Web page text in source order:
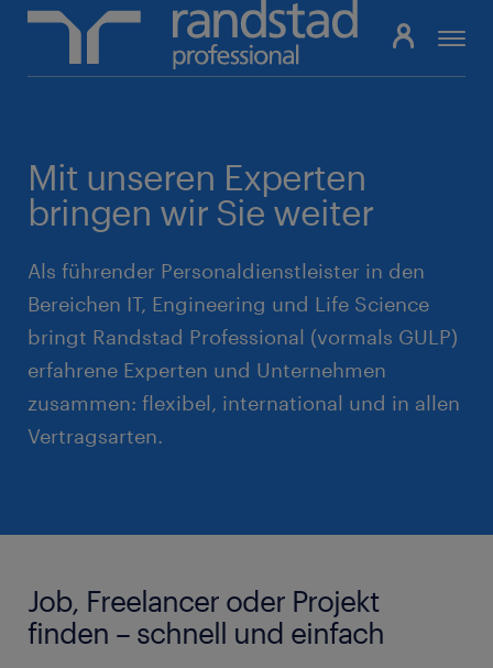
Mit unseren Experten
bringen wir Sie weiter
Als führender Personaldienstleister in den
Bereichen IT, Engineering und Life Science
bringt Randstad Professional (vormals GULP)
erfahrene Experten und Unternehmen
zusammen: flexibel, international und in allen
Vertragsarten.
Job, Freelancer oder Projekt
finden – schnell und einfach